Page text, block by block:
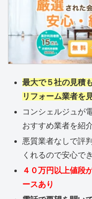
最大で５社の見積
リフォーム業者を
コンシェルジュが
おすすめ業者を紹
悪質業者なしで評
くれるので安心で
４０万円以上値段
ースあり